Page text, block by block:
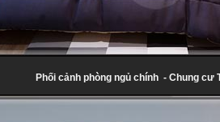
Phối cảnh phòng ngủ chính - Chung cư